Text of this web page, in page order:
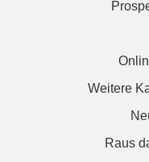
Weitere
Raus